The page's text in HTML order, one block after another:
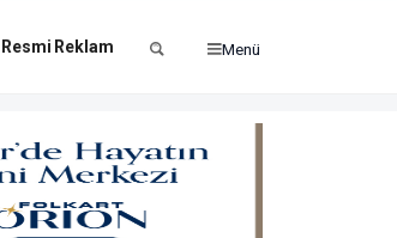
Resmi Reklam Menü